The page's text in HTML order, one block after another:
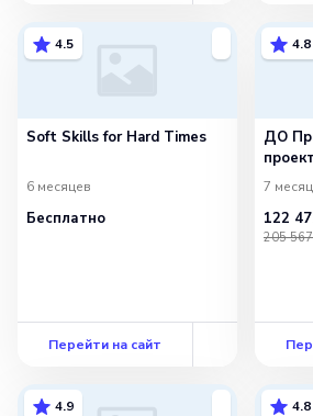
4.5
Soft Skills for Hard Times
6 месяцев
Бесплатно
Перейти на сайт
4.8
ДО
7
122
205
4.9 4.8